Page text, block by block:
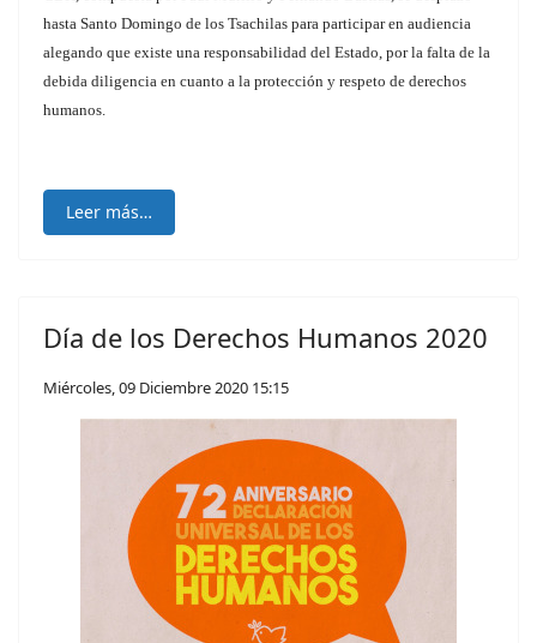
hasta Santo Domingo de los Tsachilas para participar en audiencia
alegando que existe una responsabilidad del Estado, por la falta de la
debida diligencia en cuanto a la protección y respeto de derechos
humanos.
Leer más…
Día de los Derechos Humanos 2020
Miércoles, 09 Diciembre 2020 15:15